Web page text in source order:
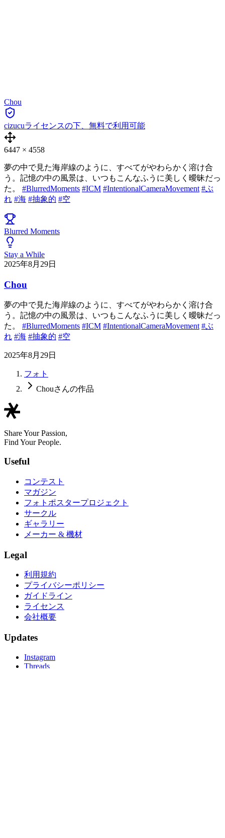
Chou
cizucuライセンスの下、無料で利用可能
6447 × 4558
夢の中で見た海岸線のように、すべてがやわらかく溶け合
う。記憶の中の風景は、いつもこんなふうに美しく曖昧だっ
た。 #BlurredMoments #ICM #IntentionalCameraMovement #ぶ
れ #海 #抽象的 #空
Blurred Moments
Stay a While
2025年8月29日
Chou
夢の中で見た海岸線のように、すべてがやわらかく溶け合
う。記憶の中の風景は、いつもこんなふうに美しく曖昧だっ
た。 #BlurredMoments #ICM #IntentionalCameraMovement #ぶ
れ #海 #抽象的 #空
2025年8月29日
フォト
Chouさんの作品
Share Your Passion,
Find Your People.
Useful
コンテスト
マガジン
フォトポスタープロジェクト
サークル
ギャラリー
メーカー & 機材
Legal
利用規約
プライバシーポリシー
ガイドライン
ライセンス
会社概要
Updates
Instagram
Threads